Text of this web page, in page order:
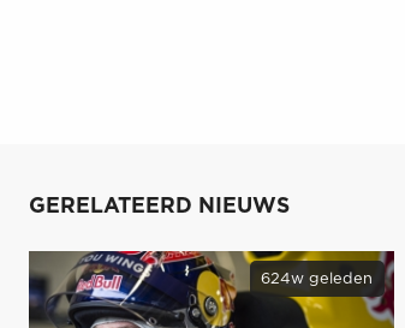
GERELATEERD NIEUWS
624w geleden